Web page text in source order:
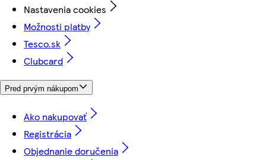
Nastavenia cookies
Možnosti platby
Tesco.sk
Clubcard
Pred prvým nákupom
Ako nakupovať
Registrácia
Objednanie doručenia